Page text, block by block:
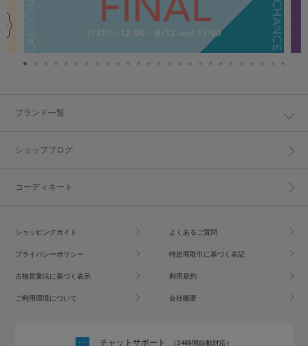
ブランド一覧
ショップブログ
コーディネート
ショッピングガイド よくあるご質問
プライバシーポリシー 特定商取引に基づく表記
古物営業法に基づく表示 利用規約
ご利用環境について 会社概要
チャットサポート （24時間自動対応）